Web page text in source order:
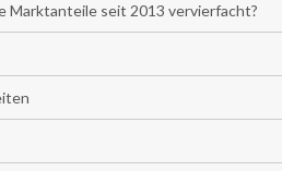
Marktanteile seit 2013 vervierfacht?